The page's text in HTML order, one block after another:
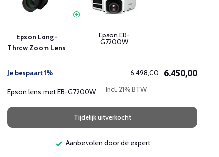
Epson Long-
Throw Zoom Lens
Epson EB-
G7200W
Je bespaart 1% 6.498,00 6.450,00
Epson lens met EB-G7200W Incl. 21% BTW
Tijdelijk uitverkocht
Aanbevolen door de expert